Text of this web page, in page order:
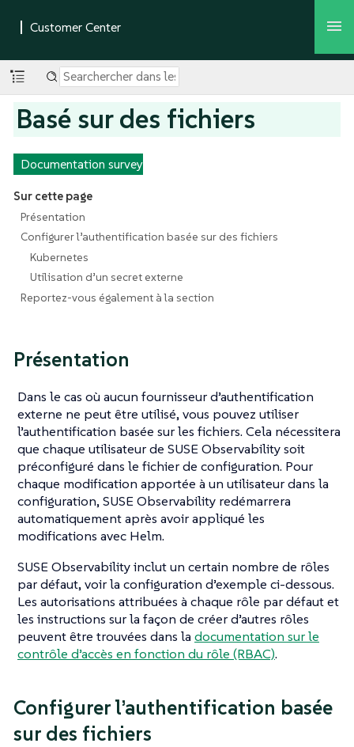
Basé sur des fichiers
Documentation survey
Sur cette page
Présentation
Configurer l’authentification basée sur des fichiers
Kubernetes
Utilisation d’un secret externe
Reportez-vous également à la section
Présentation
Dans le cas où aucun fournisseur d’authentification
externe ne peut être utilisé, vous pouvez utiliser
l’authentification basée sur les fichiers. Cela nécessitera
que chaque utilisateur de SUSE Observability soit
préconfiguré dans le fichier de configuration. Pour
chaque modification apportée à un utilisateur dans la
configuration, SUSE Observability redémarrera
automatiquement après avoir appliqué les
modifications avec Helm.
SUSE Observability inclut un certain nombre de rôles
par défaut, voir la configuration d’exemple ci-dessous.
Les autorisations attribuées à chaque rôle par défaut et
les instructions sur la façon de créer d’autres rôles
peuvent être trouvées dans la documentation sur le
contrôle d’accès en fonction du rôle (RBAC).
Configurer l’authentification basée
sur des fichiers